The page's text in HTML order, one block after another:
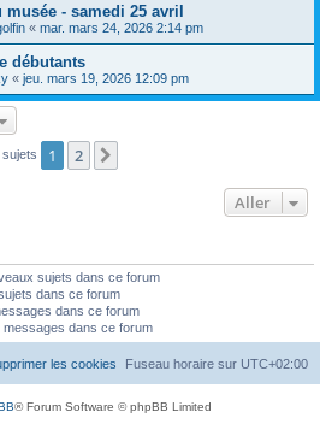
- samedi 25 avril
« mar. mars 24, 2026 2:14 pm
débutants
« jeu. mars 19, 2026 12:09 pm
sujets 1 2
Aller
sujets dans ce forum
dans ce forum
dans ce forum
dans ce forum
Fuseau horaire sur UTC+02:00
les cookies
® Forum Software © phpBB Limited